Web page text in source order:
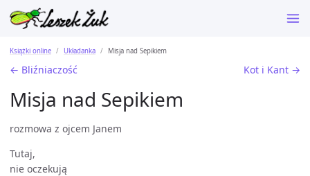
Książki online Układanka Misja nad Sepikiem
← Bliźniaczość Kot i Kant →
Misja nad Sepikiem
rozmowa z ojcem Janem
Tutaj,
nie oczekują